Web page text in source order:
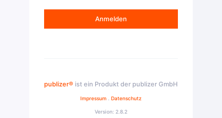
Anmelden
publizer® ist ein Produkt der publizer GmbH
Impressum . Datenschutz
Version: 2.8.2